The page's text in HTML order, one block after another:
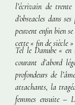
l’écrivain de
d’obstacles dans
peuvent enfin bien
cette « fin de siècle
Tel le Danube « en
courant d’abord
profondeurs de
attachants, la
femmes ensuite –